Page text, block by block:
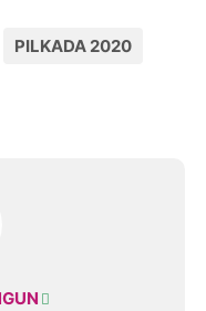
PILKADA 2020